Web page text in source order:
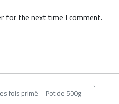
for the next time I comment.
fois primé – Pot de 500g –